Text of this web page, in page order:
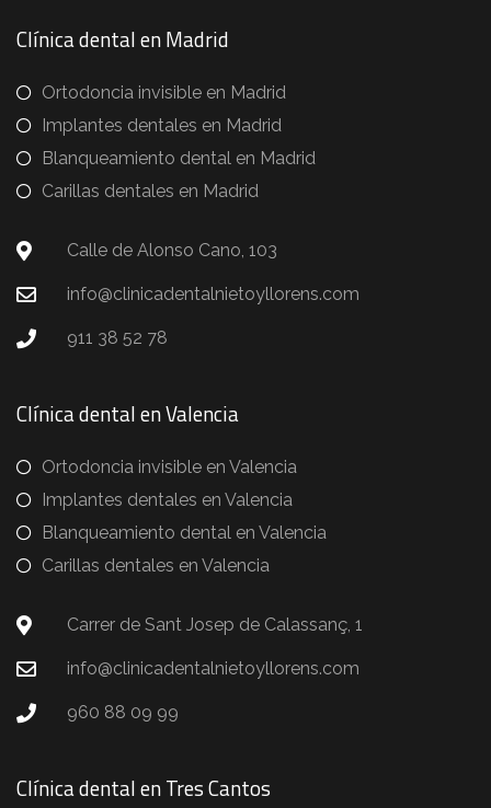
Clínica dental en Madrid
Ortodoncia invisible en Madrid
Implantes dentales en Madrid
Blanqueamiento dental en Madrid
Carillas dentales en Madrid
Calle de Alonso Cano, 103
info@clinicadentalnietoyllorens.com
911 38 52 78
Clínica dental en Valencia
Ortodoncia invisible en Valencia
Implantes dentales en Valencia
Blanqueamiento dental en Valencia
Carillas dentales en Valencia
Carrer de Sant Josep de Calassanç, 1
info@clinicadentalnietoyllorens.com
960 88 09 99
Clínica dental en Tres Cantos